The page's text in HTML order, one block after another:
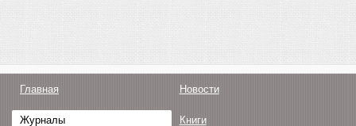
Главная Новости
Журналы Книги